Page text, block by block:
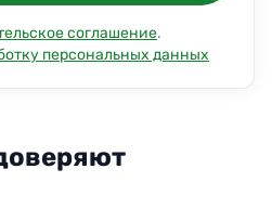
соглашение.
персональных данных